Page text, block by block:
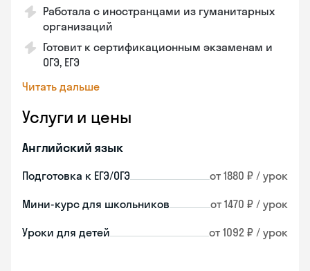
Работала с иностранцами из гуманитарных
организаций
Готовит к сертификационным экзаменам и
ОГЭ, ЕГЭ
Читать дальше
Услуги и цены
Английский язык
Подготовка к ЕГЭ/ОГЭ от 1880 ₽ / урок
Мини-курс для школьников от 1470 ₽ / урок
Уроки для детей от 1092 ₽ / урок